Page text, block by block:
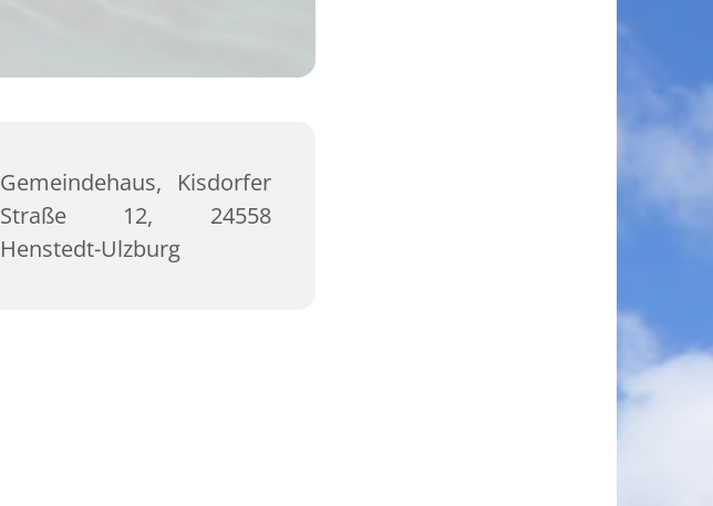
Gemeindehaus, Kisdorfer
Straße 12, 24558
Henstedt-Ulzburg